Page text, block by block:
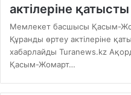
актілеріне қатысты
Мемлекет басшысы Қасым-
Құранды өртеу актілеріне
хабарлайды Turanews.kz
Қасым-Жомарт…